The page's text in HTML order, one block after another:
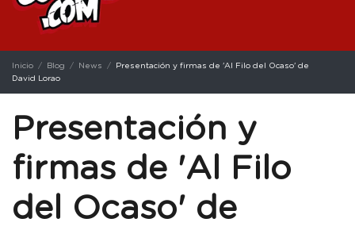
Inicio Blog News
Presentación y firmas de 'Al Filo del Ocaso' de
David Lorao
Presentación y
firmas de 'Al Filo
del Ocaso' de